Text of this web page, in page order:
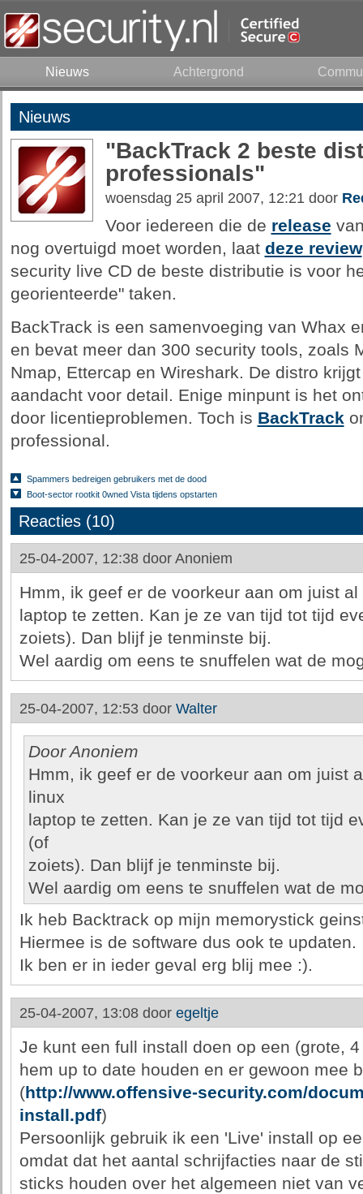
Nieuws Achtergrond
Nieuws
"BackTrack 2 beste
professionals"
woensdag 25 april 2007, 12:21 door
Voor iedereen die de release
nog overtuigd moet worden, laat deze review
security live CD de beste distributie is voor
georienteerde" taken.
BackTrack is een samenvoeging van Whax
en bevat meer dan 300 security tools, zoals
Nmap, Ettercap en Wireshark. De distro
aandacht voor detail. Enige minpunt is het
door licentieproblemen. Toch is BackTrack
professional.
Spammers bedreigen gebruikers met de dood
Boot-sector rootkit 0wned Vista tijdens opstarten
Reacties (10)
25-04-2007, 12:38 door Anoniem
Hmm, ik geef er de voorkeur aan om juist
laptop te zetten. Kan je ze van tijd tot tijd
zoiets). Dan blijf je tenminste bij.
Wel aardig om eens te snuffelen wat de
25-04-2007, 12:53 door Walter
Door Anoniem
Hmm, ik geef er de voorkeur aan om juist
linux
laptop te zetten. Kan je ze van tijd tot tijd
(of
zoiets). Dan blijf je tenminste bij.
Wel aardig om eens te snuffelen wat de
Ik heb Backtrack op mijn memorystick
Hiermee is de software dus ook te updaten.
Ik ben er in ieder geval erg blij mee :).
25-04-2007, 13:08 door egeltje
Je kunt een full install doen op een (grote,
hem up to date houden en er gewoon mee
(http://www.offensive-security.com/
install.pdf)
Persoonlijk gebruik ik een 'Live' install op
omdat dat het aantal schrijfacties naar de
sticks houden over het algemeen niet van